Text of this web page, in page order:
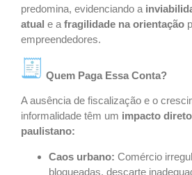
predomina, evidenciando a
atual e a fragilidade na orientação
empreendedores.
Quem Paga Essa Conta?
A ausência de fiscalização e o
informalidade têm um impacto
paulistano:
Caos urbano: Comércio
bloqueadas, descarte